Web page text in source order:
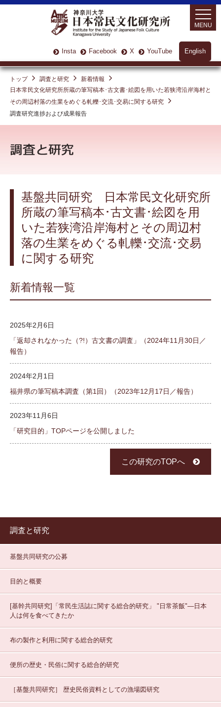
English
Insta Facebook X YouTube
MENU
トップ 調査と研究
新着情報
日本常民文化研究所所蔵の筆写稿本･古文書･絵図を用いた若狭湾沿岸海村と
その周辺村落の生業をめぐる軋轢･交流･交易に関する研究
調査研究進捗および成果報告
基盤共同研究 日本常民文化研究所
所蔵の筆写稿本･古文書･絵図を用
いた若狭湾沿岸海村とその周辺村
落の生業をめぐる軋轢･交流･交易
に関する研究
新着情報一覧
2025年2月6日
「返却されなかった（?!）古文書の調査」（2024年11月30日／
報告）
2024年2月1日
福井県の筆写稿本調査（第1回）（2023年12月17日／報告）
2023年11月6日
「研究目的」TOPページを公開しました
この研究のTOPへ
調査と研究
基盤共同研究の公募
目的と概要
[基幹共同研究]「常民生活誌に関する総合的研究」
"日常茶飯"—日本
人は何を食べてきたか
布の製作と利用に関する総合的研究
便所の歴史・民俗に関する総合的研究
［基盤共同研究］ 歴史民俗資料としての漁場図研究